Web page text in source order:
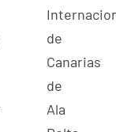
de
Canarias
de
Ala